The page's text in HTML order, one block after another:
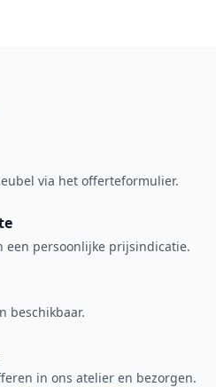
via het offerteformulier.
een persoonlijke prijsindicatie.
beschikbaar.
in ons atelier en bezorgen.